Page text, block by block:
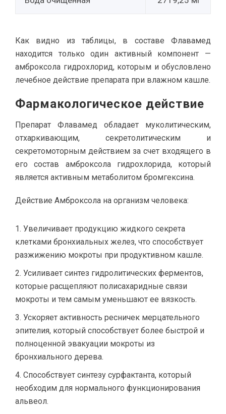
Как видно из таблицы, в составе Флавамед
находится только один активный компонент —
амброксола гидрохлорид, которым и обусловлено
лечебное действие препарата при влажном кашле.
Фармакологическое действие
Препарат Флавамед обладает муколитическим,
отхаркивающим, секретолитическим и
секретомоторным действием за счет входящего в
его состав амброксола гидрохлорида, который
является активным метаболитом бромгексина.
Действие Амброксола на организм человека:
Увеличивает продукцию жидкого секрета
клетками бронхиальных желез, что способствует
разжижению мокроты при продуктивном кашле.
Усиливает синтез гидролитических ферментов,
которые расщепляют полисахаридные связи
мокроты и тем самым уменьшают ее вязкость.
Ускоряет активность ресничек мерцательного
эпителия, который способствует более быстрой и
полноценной эвакуации мокроты из
бронхиального дерева.
Способствует синтезу сурфактанта, который
необходим для нормального функционирования
альвеол.